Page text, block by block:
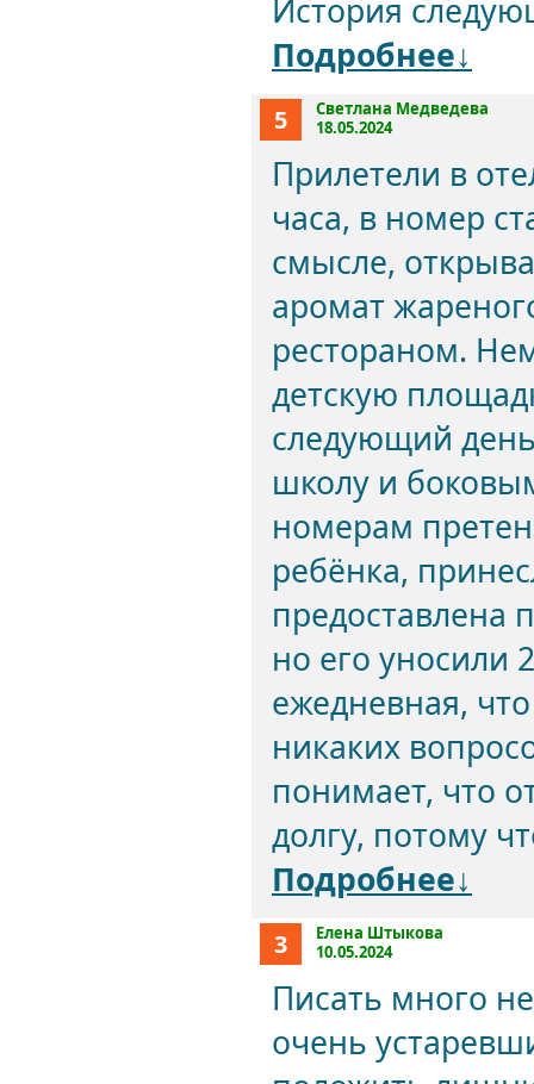
История
Подробнее↓
5
Светлана Медведева
18.05.2024
Прилетели в
часа, в номер
смысле,
аромат
рестораном.
детскую
следующий
школу и
номерам
ребёнка,
предоставлена
но его уносили
ежедневная,
никаких
понимает, что
долгу, потому
Подробнее↓
3
Елена Штыкова
10.05.2024
Писать много
очень